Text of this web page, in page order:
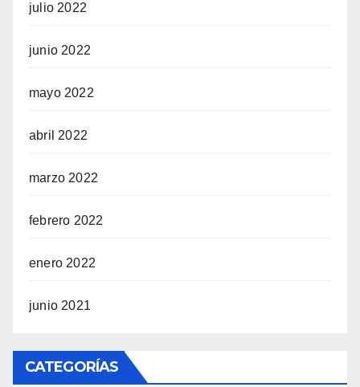
julio 2022
junio 2022
mayo 2022
abril 2022
marzo 2022
febrero 2022
enero 2022
junio 2021
CATEGORÍAS